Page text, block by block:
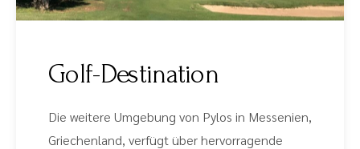
Golf-Destination
Die weitere Umgebung von Pylos in Messenien,
Griechenland, verfügt über hervorragende